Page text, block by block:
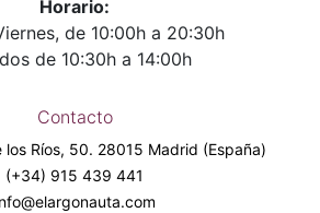
Horario:
de 10:00h a 20:30h
de 10:30h a 14:00h
Contacto
los Ríos, 50. 28015 Madrid (España)
(+34) 915 439 441